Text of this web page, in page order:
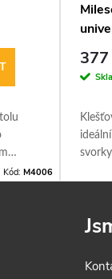
Kód: M4006